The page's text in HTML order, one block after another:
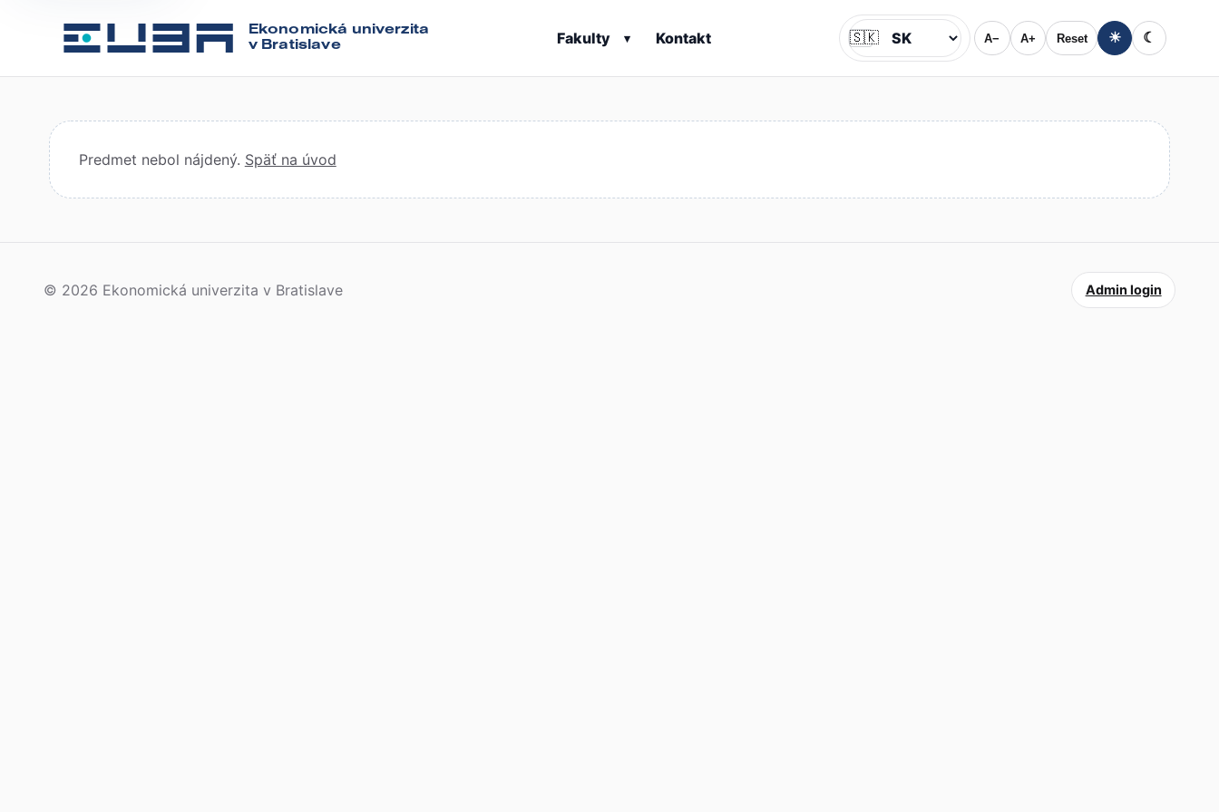
Ekonomická univerzita
v Bratislave
Fakulty ▾ Kontakt Jazyk
🇸🇰 A− A+ Reset ☀ ☾
Predmet nebol nájdený. Späť na úvod
© 2026 Ekonomická univerzita v Bratislave Admin login